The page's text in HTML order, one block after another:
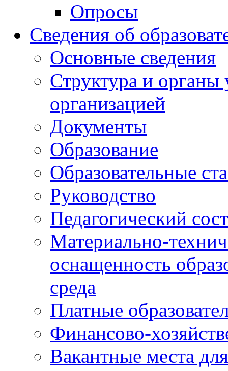
Опросы
Сведения об
Основные сведения
Структура и органы
организацией
Документы
Образование
Образовательные
Руководство
Педагогический
Материально-
оснащенность
среда
Платные
Финансово-
Вакантные места